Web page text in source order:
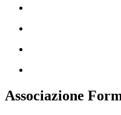
Associazione